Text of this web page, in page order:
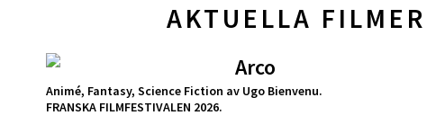
AKTUELLA FILMER
Arco
Animé, Fantasy, Science Fiction av Ugo Bienvenu.
FRANSKA FILMFESTIVALEN 2026.